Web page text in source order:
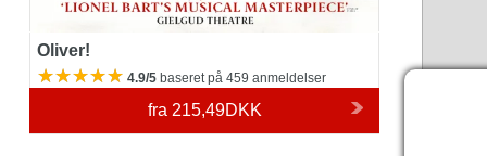
Oliver!
4.9/5 baseret på 459 anmeldelser
fra 215,49DKK